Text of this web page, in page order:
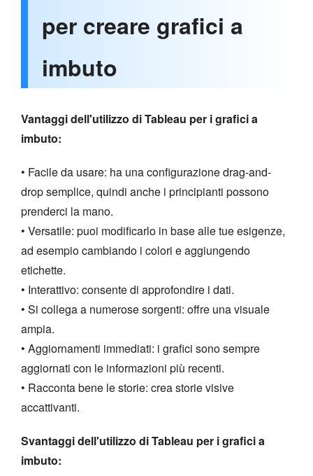
per creare grafici a
imbuto
Vantaggi dell'utilizzo di Tableau per i grafici a
imbuto:
• Facile da usare: ha una configurazione drag-and-
drop semplice, quindi anche i principianti possono
prenderci la mano.
• Versatile: puoi modificarlo in base alle tue esigenze,
ad esempio cambiando i colori e aggiungendo
etichette.
• Interattivo: consente di approfondire i dati.
• Si collega a numerose sorgenti: offre una visuale
ampia.
• Aggiornamenti immediati: i grafici sono sempre
aggiornati con le informazioni più recenti.
• Racconta bene le storie: crea storie visive
accattivanti.
Svantaggi dell'utilizzo di Tableau per i grafici a
imbuto: